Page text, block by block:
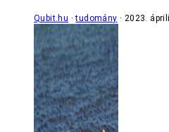
Qubit.hu tudomány 2023.